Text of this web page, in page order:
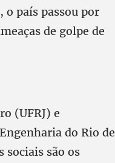
o país passou por
de golpe de
(UFRJ) e
do Rio de
sociais são os